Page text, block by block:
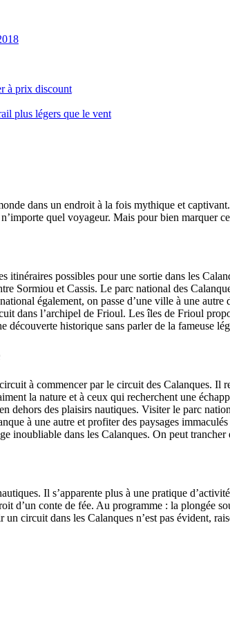
à prix discount
plus légers que le vent
dans un endroit à la fois mythique et
quel voyageur. Mais pour bien marquer
itinéraires possibles pour une sortie dans les
Sormiou et Cassis. Le parc national des
également, on passe d’une ville à une
dans l’archipel de Frioul. Les îles de Frioul
historique sans parler de la fameuse
à commencer par le circuit des Calanques.
la nature et à ceux qui recherchent une
dehors des plaisirs nautiques. Visiter le parc
à une autre et profiter des paysages
inoubliable dans les Calanques. On peut
Il s’apparente plus à une pratique
d’un conte de fée. Au programme : la plongée
circuit dans les Calanques n’est pas évident,